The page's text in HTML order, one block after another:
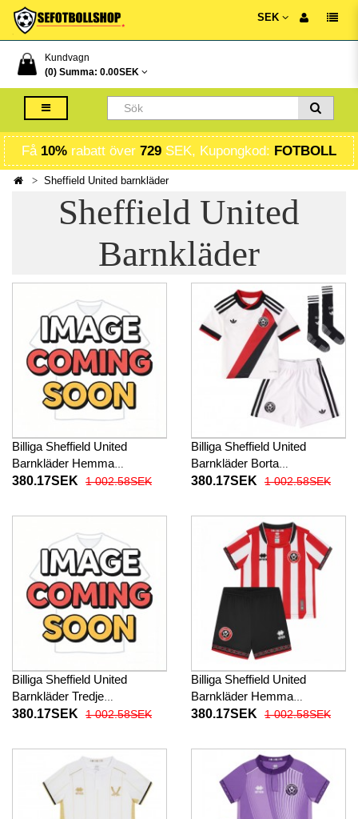
SEK
Kundvagn
(0) Summa: 0.00SEK
Få 10% rabatt över 729 SEK, Kupongkod: FOTBOLL
Sheffield United barnkläder
Sheffield United
Barnkläder
Billiga Sheffield United
Barnkläder Hemma
fotbollskläder till baby 2026-
380.17SEK 1 002.58SEK
Billiga Sheffield United
Barnkläder Borta
fotbollskläder till baby 2026-
380.17SEK 1 002.58SEK
Billiga Sheffield United
Barnkläder Tredje
fotbollskläder till baby 2026-
380.17SEK 1 002.58SEK
Billiga Sheffield United
Barnkläder Hemma
fotbollskläder till baby 2025-
380.17SEK 1 002.58SEK